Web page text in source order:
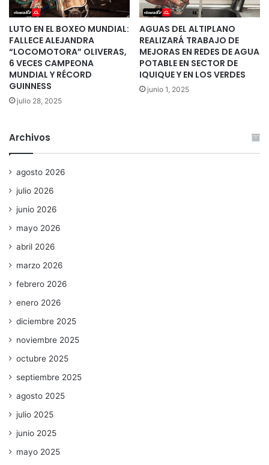
LUTO EN EL BOXEO MUNDIAL:
FALLECE ALEJANDRA
“LOCOMOTORA” OLIVERAS,
6 VECES CAMPEONA
MUNDIAL Y RÉCORD
GUINNESS
julio 28, 2025
AGUAS DEL ALTIPLANO
REALIZARÁ TRABAJO DE
MEJORAS EN REDES DE AGUA
POTABLE EN SECTOR DE
IQUIQUE Y EN LOS VERDES
junio 1, 2025
Archivos
agosto 2026
julio 2026
junio 2026
mayo 2026
abril 2026
marzo 2026
febrero 2026
enero 2026
diciembre 2025
noviembre 2025
octubre 2025
septiembre 2025
agosto 2025
julio 2025
junio 2025
mayo 2025